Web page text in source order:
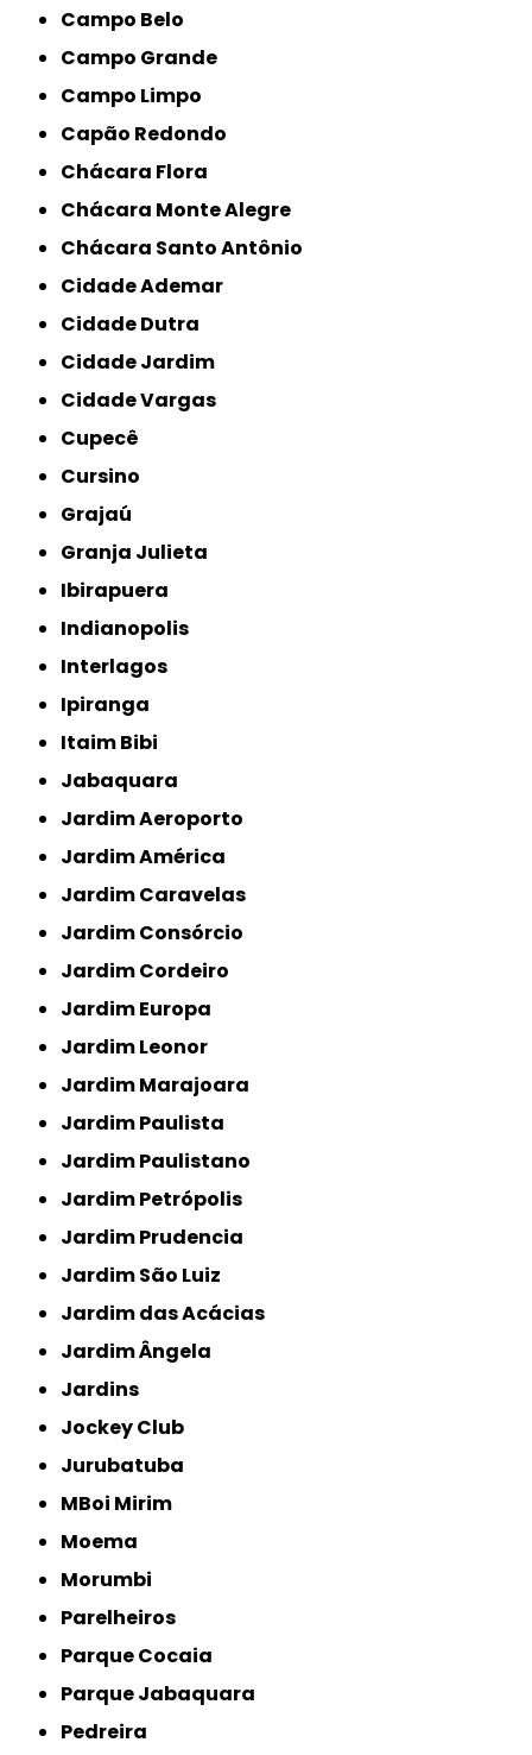
Campo Belo
Campo Grande
Campo Limpo
Capão Redondo
Chácara Flora
Chácara Monte Alegre
Chácara Santo Antônio
Cidade Ademar
Cidade Dutra
Cidade Jardim
Cidade Vargas
Cupecê
Cursino
Grajaú
Granja Julieta
Ibirapuera
Indianopolis
Interlagos
Ipiranga
Itaim Bibi
Jabaquara
Jardim Aeroporto
Jardim América
Jardim Caravelas
Jardim Consórcio
Jardim Cordeiro
Jardim Europa
Jardim Leonor
Jardim Marajoara
Jardim Paulista
Jardim Paulistano
Jardim Petrópolis
Jardim Prudencia
Jardim São Luiz
Jardim das Acácias
Jardim Ângela
Jardins
Jockey Club
Jurubatuba
MBoi Mirim
Moema
Morumbi
Parelheiros
Parque Cocaia
Parque Jabaquara
Pedreira